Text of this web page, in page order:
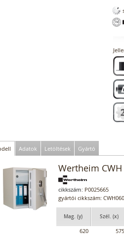
Adatok Letöltések Gyártó
Wertheim
cikkszám: P0025665
gyártói cikkszám:
Mag. (y) Szél. (x)
620 575